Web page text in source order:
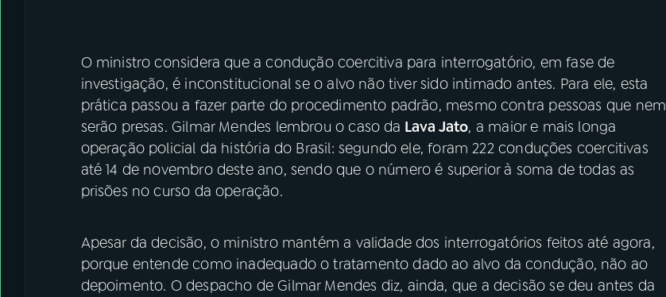
O ministro considera que a condução coercitiva para interrogatório, em fase de
investigação, é inconstitucional se o alvo não tiver sido intimado antes. Para ele, esta
prática passou a fazer parte do procedimento padrão, mesmo contra pessoas que nem
serão presas. Gilmar Mendes lembrou o caso da Lava Jato, a maior e mais longa
operação policial da história do Brasil: segundo ele, foram 222 conduções coercitivas
até 14 de novembro deste ano, sendo que o número é superior à soma de todas as
prisões no curso da operação.
Apesar da decisão, o ministro mantém a validade dos interrogatórios feitos até agora,
porque entende como inadequado o tratamento dado ao alvo da condução, não ao
depoimento. O despacho de Gilmar Mendes diz, ainda, que a decisão se deu antes da